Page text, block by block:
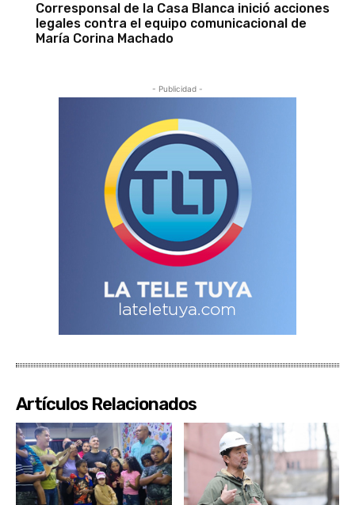
Corresponsal de la Casa Blanca inició acciones
legales contra el equipo comunicacional de
María Corina Machado
- Publicidad -
Artículos Relacionados